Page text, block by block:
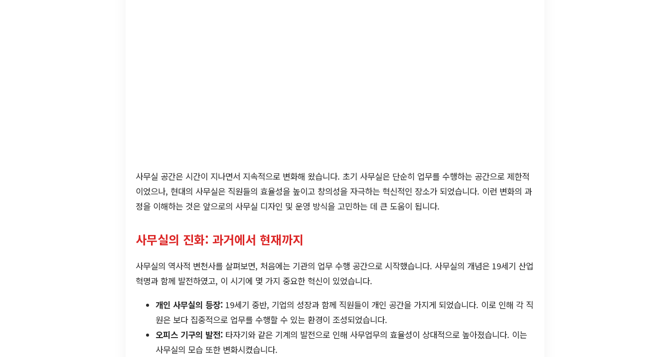
사무실 공간은 시간이 지나면서 지속적으로 변화해 왔습니다. 초기 사무실은 단순히 업무를 수행하는 공간으로 제한적
이었으나, 현대의 사무실은 직원들의 효율성을 높이고 창의성을 자극하는 혁신적인 장소가 되었습니다. 이런 변화의 과
정을 이해하는 것은 앞으로의 사무실 디자인 및 운영 방식을 고민하는 데 큰 도움이 됩니다.
사무실의 진화: 과거에서 현재까지
사무실의 역사적 변천사를 살펴보면, 처음에는 기관의 업무 수행 공간으로 시작했습니다. 사무실의 개념은 19세기 산업
혁명과 함께 발전하였고, 이 시기에 몇 가지 중요한 혁신이 있었습니다.
개인 사무실의 등장: 19세기 중반, 기업의 성장과 함께 직원들이 개인 공간을 가지게 되었습니다. 이로 인해 각 직
원은 보다 집중적으로 업무를 수행할 수 있는 환경이 조성되었습니다.
오피스 기구의 발전: 타자기와 같은 기계의 발전으로 인해 사무업무의 효율성이 상대적으로 높아졌습니다. 이는
사무실의 모습 또한 변화시켰습니다.